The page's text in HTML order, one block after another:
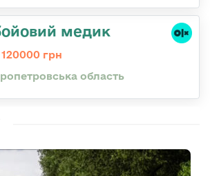
медик
грн
область